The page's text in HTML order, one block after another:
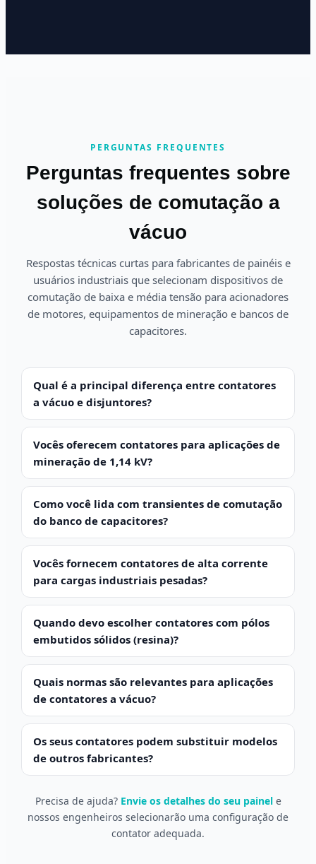
PERGUNTAS FREQUENTES
Perguntas frequentes sobre
soluções de comutação a
vácuo
Respostas técnicas curtas para fabricantes de painéis e
usuários industriais que selecionam dispositivos de
comutação de baixa e média tensão para acionadores
de motores, equipamentos de mineração e bancos de
capacitores.
Qual é a principal diferença entre contatores
a vácuo e disjuntores?
Vocês oferecem contatores para aplicações de
mineração de 1,14 kV?
Como você lida com transientes de comutação
do banco de capacitores?
Vocês fornecem contatores de alta corrente
para cargas industriais pesadas?
Quando devo escolher contatores com pólos
embutidos sólidos (resina)?
Quais normas são relevantes para aplicações
de contatores a vácuo?
Os seus contatores podem substituir modelos
de outros fabricantes?
Precisa de ajuda? Envie os detalhes do seu painele
nossos engenheiros selecionarão uma configuração de
contator adequada.